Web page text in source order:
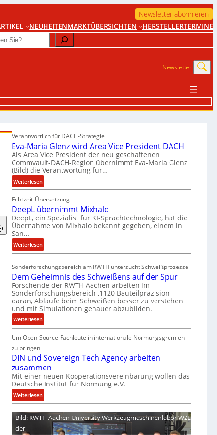
Newsletter abonnieren
NEUHEITENMARKTÜBERSICHTEN HERSTELLERTERMINE
Newsletter
Verantwortlich für DACH-Strategie
Eva-Maria Glenz wird Area Vice President DACH
Als Area Vice President der neu geschaffenen
Commvault-DACH-Region übernimmt Eva-Maria Glenz
(Bild) die Verantwortung für…
Weiterlesen:
E
v
a
-
M
r
i
G
l
e
n
z
w
i
r
A
r
e
a
V
i
c
e
Echtzeit-Übersetzung
DeepL übernimmt Mixhalo
DeepL, ein Spezialist für KI-Sprachtechnologie, hat die
Übernahme von Mixhalo bekannt gegeben, einem in
San…
Weiterlesen:
D
p
L
ü
b
e
r
n
m
M
i
x
a
Sonderforschungsbereich am RWTH untersucht Schweißprozesse
Dem Geheimnis des Schweißens auf der Spur
Forschende der RWTH Aachen arbeiten im
Sonderforschungsbereich ‚1120 Bauteilpräzision‘
daran, Abläufe beim Schweißen besser zu verstehen
und mit Simulationen genauer abzubilden.
Weiterlesen:
D
e
G
e
h
e
i
m
n
i
Um Open-Source-Fachleute in internationale Normungsgremien
zu bringen
DIN und Sovereign Tech Agency arbeiten
zusammen
Mit einer neuen Kooperationsvereinbarung wollen das
Deutsche Institut für Normung e.V.
Weiterlesen:
D
I
N
Bild: RWTH Aachen University Werkzeugmaschinenlabor WZL
der